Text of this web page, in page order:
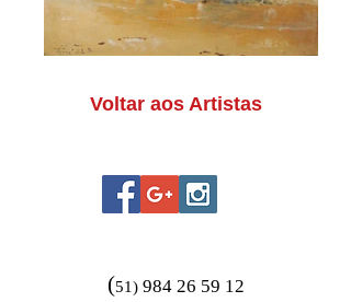
Voltar aos Artistas
(51) 984 26 59 12